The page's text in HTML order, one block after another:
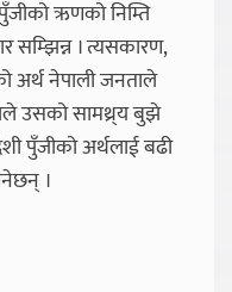
ऋणको निम्ति
सम्झिन्न । त्यसकारण,
अर्थ नेपाली जनताले
उसको सामथ्र्य बुझे
पुँजीको अर्थलाई बढी
।